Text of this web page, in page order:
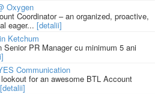
Oxygen
Coordinator – an organized, proactive,
eager... [detalii]
Ketchum
PR Manager cu minimum 5 ani
Communication
for an awesome BTL Account
[detalii]